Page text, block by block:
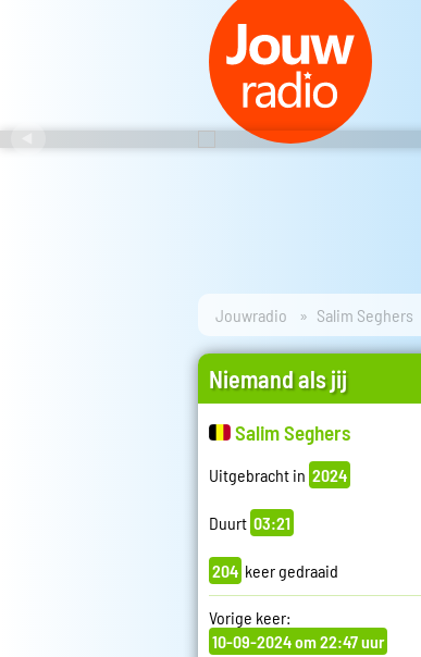
Jouwradio Salim Seghers
Niemand als jij
Salim Seghers
Uitgebracht in 2024
Duurt 03:21
204 keer gedraaid
Vorige keer:
10-09-2024 om 22:47 uur